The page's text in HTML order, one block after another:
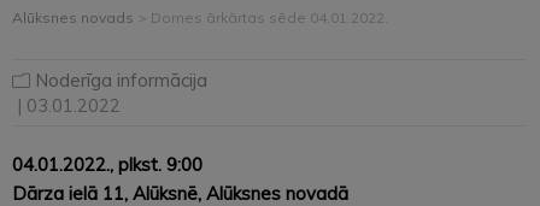
Alūksnes novads > Domes ārkārtas sēde 04.01.2022.
Noderīga informācija
| 03.01.2022
04.01.2022., plkst. 9:00
Dārza ielā 11, Alūksnē, Alūksnes novadā